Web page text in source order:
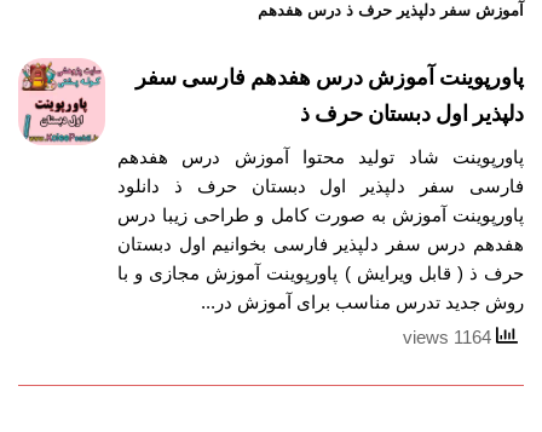
آموزش سفر دلپذیر حرف ذ درس هفدهم
پاورپوینت آموزش درس هفدهم فارسی سفر
دلپذیر اول دبستان حرف ذ
پاورپوینت شاد تولید محتوا آموزش درس هفدهم
فارسی سفر دلپذیر اول دبستان حرف ذ دانلود
پاورپوینت آموزش به صورت کامل و طراحی زیبا درس
هفدهم درس سفر دلپذیر فارسی بخوانیم اول دبستان
حرف ذ ( قابل ویرایش ) پاورپوینت آموزش مجازی و با
روش جدید تدرس مناسب برای آموزش در...